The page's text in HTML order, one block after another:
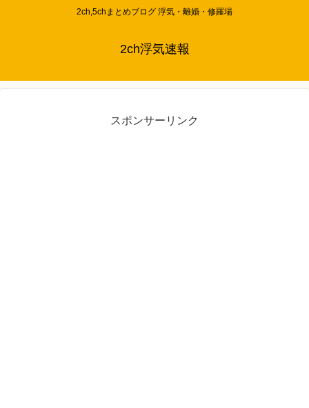
2ch,5chまとめブログ 浮気・離婚・修羅場
2ch浮気速報
スポンサーリンク